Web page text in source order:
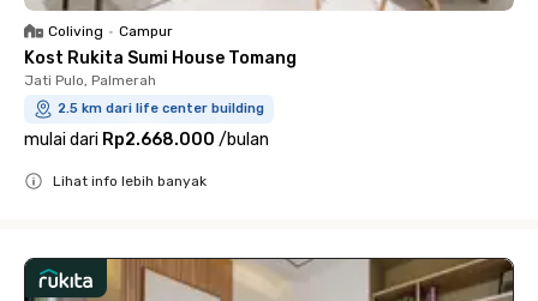
Coliving • Campur
Kost Rukita Sumi House Tomang
Jati Pulo, Palmerah
2.5 km dari life center building
mulai dari Rp2.668.000 /bulan
Lihat info lebih banyak